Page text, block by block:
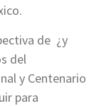
de ¿y
del
y Centenario
para